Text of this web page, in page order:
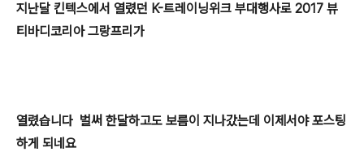
지난달 킨텍스에서 열렸던 K-트레이닝위크 부대행사로 2017 뷰
티바디코리아 그랑프리가
열렸습니다 벌써 한달하고도 보름이 지나갔는데 이제서야 포스팅
하게 되네요